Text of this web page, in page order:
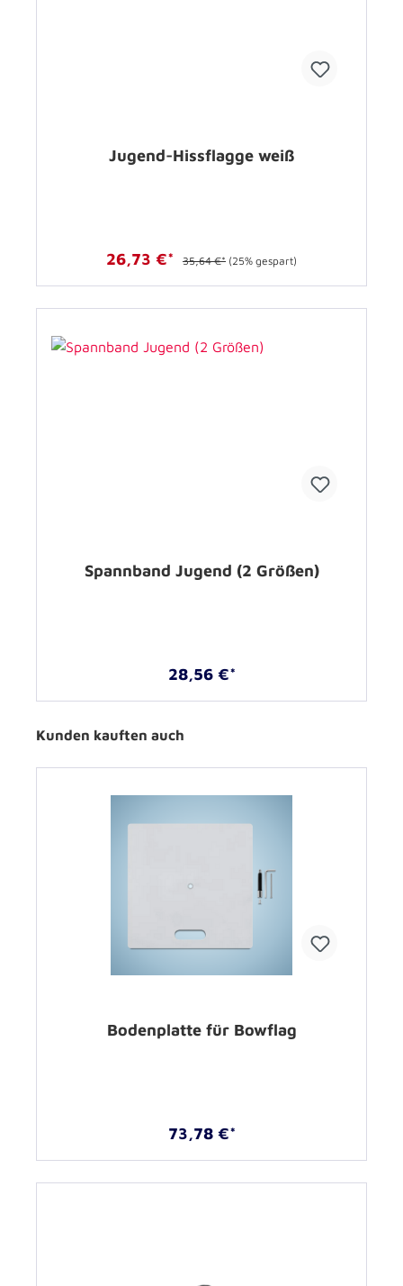
Jugend-Hissflagge weiß
26,73 €* 35,64 €* (25% gespart)
Spannband Jugend (2 Größen)
28,56 €*
Kunden kauften auch
Bodenplatte für Bowflag
73,78 €*